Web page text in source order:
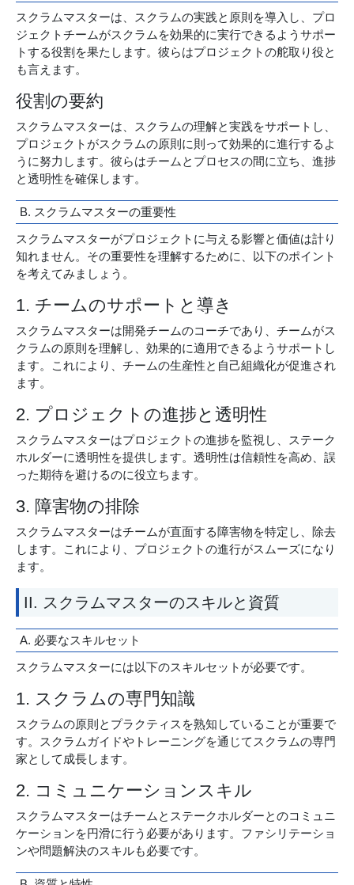
スクラムマスターは、スクラムの実践と原則を導入し、プロ
ジェクトチームがスクラムを効果的に実行できるようサポー
トする役割を果たします。彼らはプロジェクトの舵取り役と
も言えます。
役割の要約
スクラムマスターは、スクラムの理解と実践をサポートし、
プロジェクトがスクラムの原則に則って効果的に進行するよ
うに努力します。彼らはチームとプロセスの間に立ち、進捗
と透明性を確保します。
B. スクラムマスターの重要性
スクラムマスターがプロジェクトに与える影響と価値は計り
知れません。その重要性を理解するために、以下のポイント
を考えてみましょう。
1. チームのサポートと導き
スクラムマスターは開発チームのコーチであり、チームがス
クラムの原則を理解し、効果的に適用できるようサポートし
ます。これにより、チームの生産性と自己組織化が促進され
ます。
2. プロジェクトの進捗と透明性
スクラムマスターはプロジェクトの進捗を監視し、ステーク
ホルダーに透明性を提供します。透明性は信頼性を高め、誤
った期待を避けるのに役立ちます。
3. 障害物の排除
スクラムマスターはチームが直面する障害物を特定し、除去
します。これにより、プロジェクトの進行がスムーズになり
ます。
II. スクラムマスターのスキルと資質
A. 必要なスキルセット
スクラムマスターには以下のスキルセットが必要です。
1. スクラムの専門知識
スクラムの原則とプラクティスを熟知していることが重要で
す。スクラムガイドやトレーニングを通じてスクラムの専門
家として成長します。
2. コミュニケーションスキル
スクラムマスターはチームとステークホルダーとのコミュニ
ケーションを円滑に行う必要があります。ファシリテーショ
ンや問題解決のスキルも必要です。